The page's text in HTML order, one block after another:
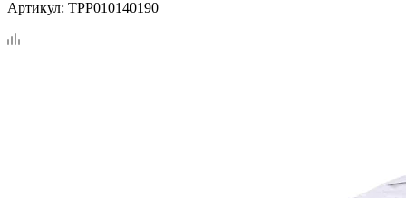
Артикул: TPP010140190